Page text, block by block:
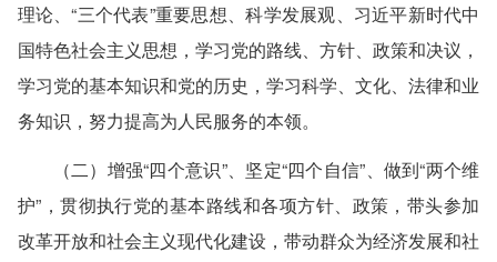
理论、“三个代表”重要思想、科学发展观、习近平新时代中
国特色社会主义思想，学习党的路线、方针、政策和决议，
学习党的基本知识和党的历史，学习科学、文化、法律和业
务知识，努力提高为人民服务的本领。
（二）增强“四个意识”、坚定“四个自信”、做到“两个维
护”，贯彻执行党的基本路线和各项方针、政策，带头参加
改革开放和社会主义现代化建设，带动群众为经济发展和社